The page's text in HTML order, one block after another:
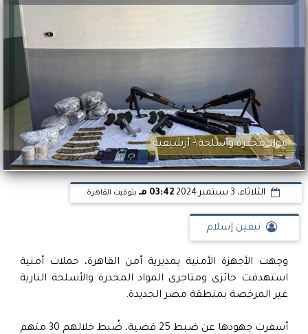
مواد مخدرة وأسلحة - أرشيفية
الثلاثاء، 3 سبتمبر 2024 03:42 مـ بتوقيت القاهرة
نيفين إسلام
وجهت الأجهزة الأمنية بمديرية أمن القاهرة، حملات أمنية
استهدفت حائزى ومتاجرى المواد المخدرة والأسلحة النارية
غير المرخصة بمنطقة مصر الجديدة.
أسفرت جهودها عن ضبط 25 قضية، ضُبط خلالهم 30 متهم